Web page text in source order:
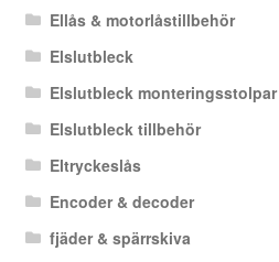
Ellås & motorlåstillbehör
Elslutbleck
Elslutbleck monteringsstolpar
Elslutbleck tillbehör
Eltryckeslås
Encoder & decoder
fjäder & spärrskiva